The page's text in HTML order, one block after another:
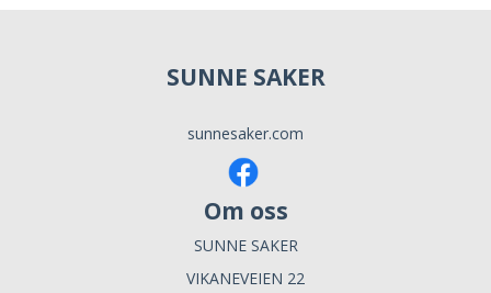
SUNNE SAKER
sunnesaker.com
Om oss
SUNNE SAKER
VIKANEVEIEN 22